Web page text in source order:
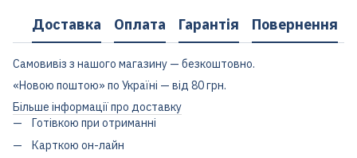
Доставка Оплата Гарантія Повернення
Самовивіз з нашого магазину — безкоштовно.
«Новою поштою» по Україні — від 80 грн.
Більше інформації про доставку
Готівкою при отриманні
Карткою он-лайн